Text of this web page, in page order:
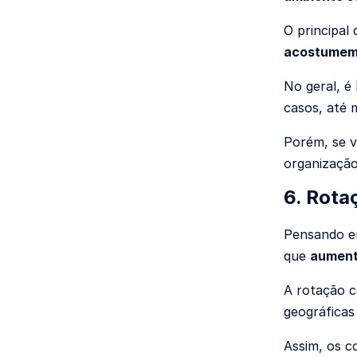
O principal
No geral, é
casos, até
Porém, se
6.
Pensando
que
A rotação
geográficas
Assim, os